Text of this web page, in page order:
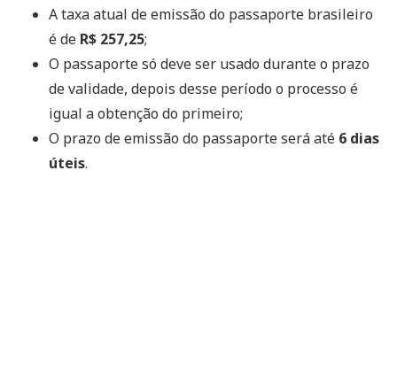
A taxa atual de emissão do passaporte brasileiro
é de R$ 257,25;
O passaporte só deve ser usado durante o prazo
de validade, depois desse período o processo é
igual a obtenção do primeiro;
O prazo de emissão do passaporte será até 6 dias
úteis.